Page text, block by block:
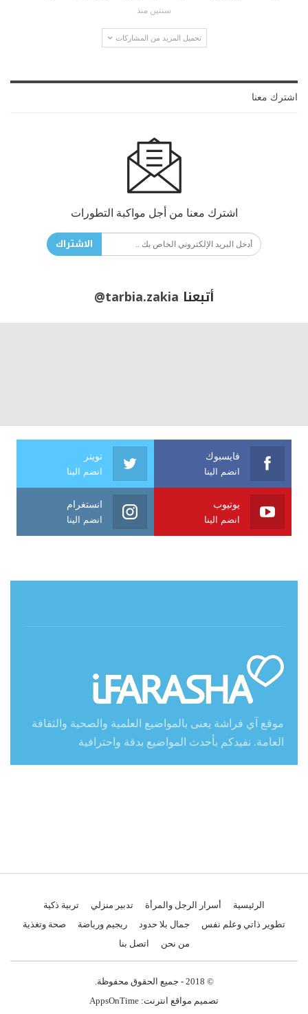
سنتين منذ
تحميل المزيد من المشاركات
اشترك معنا
اشترك معنا من أجل مواكبة التطورات
الاشتراك
أتبعنا @tarbia.zakia
فايسبوك
انضم الينا
تويتر
انضم الينا
يوتيوب
انضم الينا
انستغرام
انضم الينا
موقع آي فراشة يعنى بالمواضيع العلمية والصحية والثقافة
العامة. نفيدكم بأحدث المواضيع بدقة واحترافية
الرئيسية أسرار الرجل والمرأة تدبير منزلي
تربية ذكية
تطوير ذاتي وعلم نفس
جمال بلا حدود ريجيم ورياضة
صحة وتغذية
من نحن
اتصل بنا
© 2018 - جميع الحقوق محفوظة.
تصميم مواقع انترنت: AppsOnTime